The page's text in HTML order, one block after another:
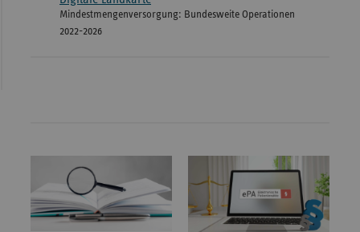
Mindestmengenversorgung: Bundesweite Operationen
2022-2026